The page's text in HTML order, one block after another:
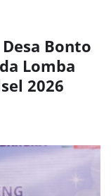
Bonto
Lomba
2026